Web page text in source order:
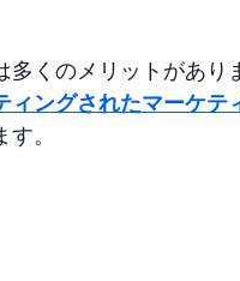
くのメリットがあり
ィングされたマーケテ
。